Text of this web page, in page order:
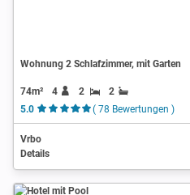
Wohnung 2 Schlafzimmer, mit Garten
74m² 4 2
2
5.0
( 78 Bewertungen )
Vrbo
Details